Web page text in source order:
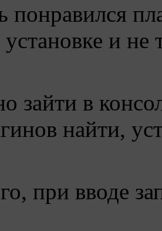
понравился
установке и
зайти в
найти,
при вводе